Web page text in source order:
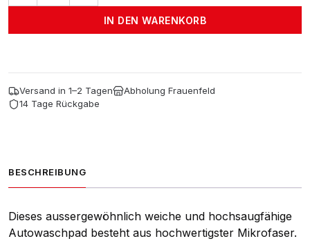
IN DEN WARENKORB
Versand in 1–2 Tagen
Abholung Frauenfeld
14 Tage Rückgabe
BESCHREIBUNG
Dieses aussergewöhnlich weiche und hochsaugfähige
Autowaschpad besteht aus hochwertigster Mikrofaser.